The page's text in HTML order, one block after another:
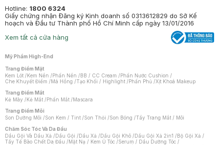
Hotline: 1800 6324
Giấy chứng nhận Đăng ký Kinh doanh số 0313612829 do Sở Kế
hoạch và Đầu tư Thành phố Hồ Chí Minh cấp ngày 13/01/2016
Xem tất cả cửa hàng
Mỹ Phẩm High-End
Trang Điểm Mặt
Kem Lót /Kem Nền /Phấn Nền /BB / CC Cream /Phấn Nước Cushion /
Che Khuyết Điểm /Má Hồng /Tạo Khối / Highlight /Phấn Phủ /Xịt Khoá Makeup
Trang Điểm Mắt
Kẻ Mày /Kẻ Mắt /Phấn Mắt /Mascara
Trang Điểm Môi
Son Dưỡng Môi /Son Kem / Tint /Son Thỏi /Son Bóng /Tẩy Trang Mắt / Môi
Chăm Sóc Tóc Và Da Đầu
Dầu Gội Và Dầu Xả /Dầu Gội /Dầu Xả /Dầu Gội Khô /Dầu Gội Xả 2in1 /Bộ Gội Xả /
Tẩy Tế Bào Chết Da Đầu /Mặt Nạ / Kem Ủ Tóc /Serum / Dầu Dưỡng Tóc /